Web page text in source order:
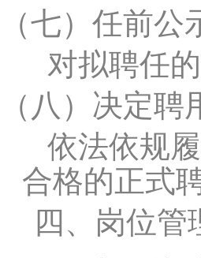
（七） 任前公
对拟聘任
（八） 决定聘
依法依规
合格的正式
四、岗位管